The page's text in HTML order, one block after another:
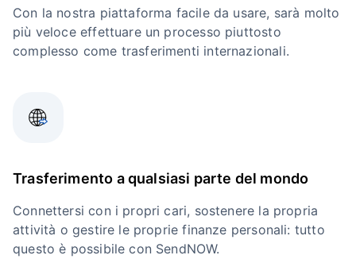
Con la nostra piattaforma facile da usare, sarà molto
più veloce effettuare un processo piuttosto
complesso come trasferimenti internazionali.
Trasferimento a qualsiasi parte del mondo
Connettersi con i propri cari, sostenere la propria
attività o gestire le proprie finanze personali: tutto
questo è possibile con SendNOW.